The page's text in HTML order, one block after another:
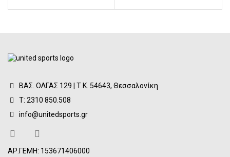
ΒΑΣ. ΟΛΓΑΣ 129 | Τ.Κ. 54643, Θεσσαλονίκη
Τ: 2310 850.508
info@unitedsports.gr
ΑΡ.ΓΕΜΗ: 153671406000